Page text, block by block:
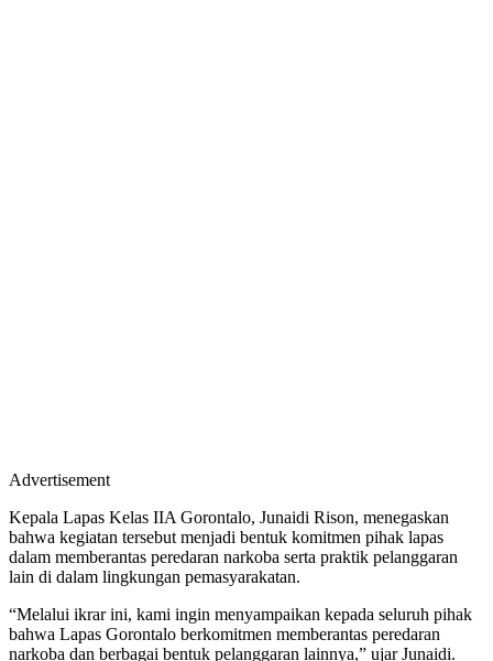
Advertisement
Kepala Lapas Kelas IIA Gorontalo, Junaidi Rison, menegaskan
bahwa kegiatan tersebut menjadi bentuk komitmen pihak lapas
dalam memberantas peredaran narkoba serta praktik pelanggaran
lain di dalam lingkungan pemasyarakatan.
“Melalui ikrar ini, kami ingin menyampaikan kepada seluruh pihak
bahwa Lapas Gorontalo berkomitmen memberantas peredaran
narkoba dan berbagai bentuk pelanggaran lainnya,” ujar Junaidi.